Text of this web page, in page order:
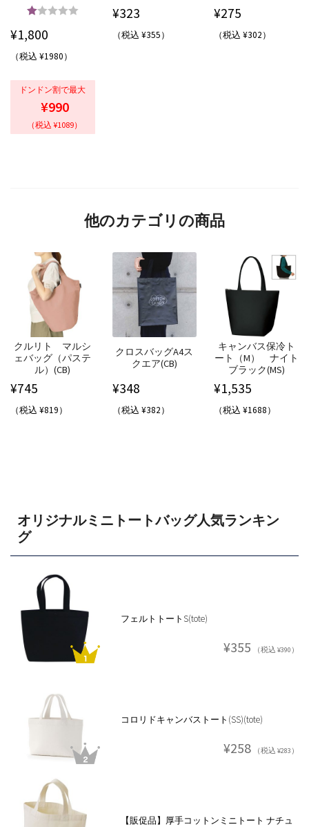
の評価
¥1,800
（税込 ¥1980）
ドンドン割で最大
¥990
（税込 ¥1089）
¥323
（税込 ¥355）
¥275
（税込 ¥302）
他のカテゴリの商品
クルリト マルシ
ェバッグ（パステ
ル）(CB)
¥745
（税込 ¥819）
クロスバッグA4ス
クエア(CB)
¥348
（税込 ¥382）
キャンバス保冷ト
ート（M） ナイト
ブラック(MS)
¥1,535
（税込 ¥1688）
オリジナルミニトートバッグ人気ランキン
グ
フェルトトートS(tote)
¥355 （税込 ¥390）
コロリドキャンバストート(SS)(tote)
¥258 （税込 ¥283）
【販促品】厚手コットンミニトート ナチュ